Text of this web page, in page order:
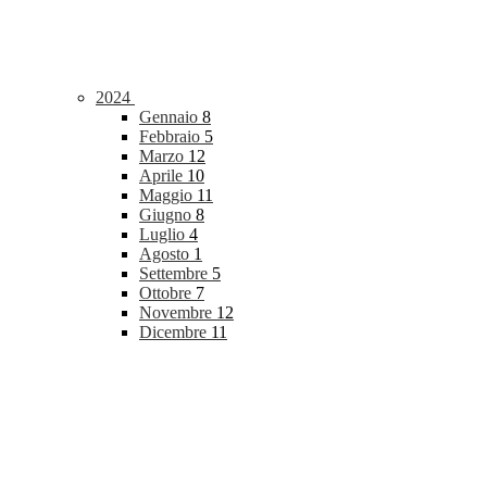
2024
Gennaio 8
Febbraio 5
Marzo 12
Aprile 10
Maggio 11
Giugno 8
Luglio 4
Agosto 1
Settembre 5
Ottobre 7
Novembre 12
Dicembre 11